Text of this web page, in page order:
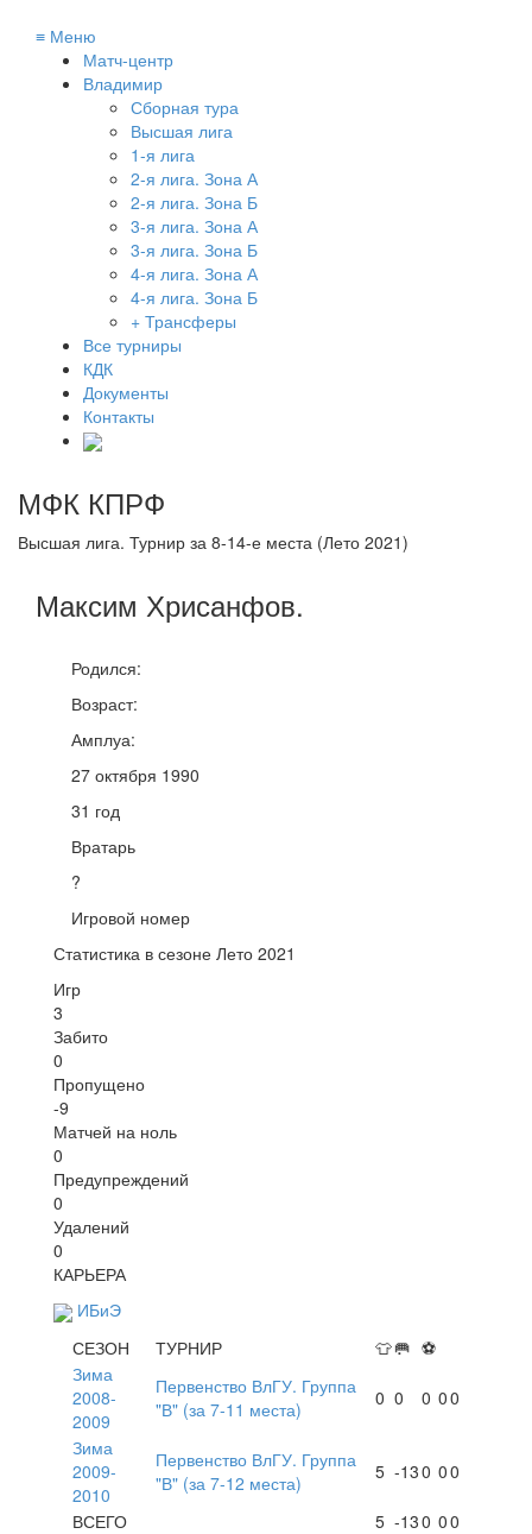
≡ Меню
Матч-центр
Владимир
Сборная тура
Высшая лига
1-я лига
2-я лига. Зона А
2-я лига. Зона Б
3-я лига. Зона А
3-я лига. Зона Б
4-я лига. Зона А
4-я лига. Зона Б
+ Трансферы
Все турниры
КДК
Документы
Контакты
МФК КПРФ
Высшая лига. Турнир за 8-14-е места (Лето 2021)
Максим Хрисанфов.
Родился:
Возраст:
Амплуа:
27 октября 1990
31 год
Вратарь
?
Игровой номер
Статистика в сезоне Лето 2021
Игр
3
Забито
0
Пропущено
-9
Матчей на ноль
0
Предупреждений
0
Удалений
0
КАРЬЕРА
ИБиЭ
СЕЗОН
ТУРНИР 👕🥅 ⚽
Зима
2008-
2009
Первенство ВлГУ. Группа
"В" (за 7-11 места)
0 0 0 00
Зима
2009-
2010
Первенство ВлГУ. Группа
"В" (за 7-12 места)
5 -130 00
ВСЕГО 5 -130 00